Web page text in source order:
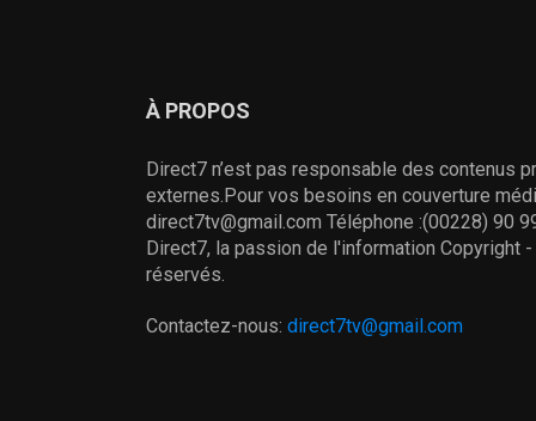
À PROPOS
Direct7 n’est pas responsable des contenus
externes.Pour vos besoins en couverture
direct7tv@gmail.com Téléphone :(00228) 90
Direct7, la passion de l'information Copyright
réservés.
Contactez-nous: direct7tv@gmail.com